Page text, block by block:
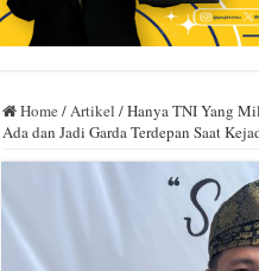
Home /Artikel /Hanya TNI Yang
Ada dan Jadi Garda Terdepan Saat